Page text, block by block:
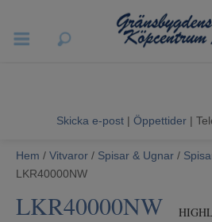
Vitvaror
Hushållsapparater
Ljud & Bild
Skicka e-post | Öppettider|
Hem / Vitvaror / Spisar & Ugnar /
LKR40000NW
LKR40000NW